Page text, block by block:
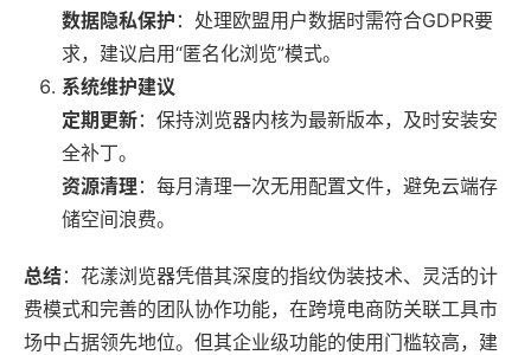
数据隐私保护 ：处理欧盟用户数据时需符合GDPR要
求，建议启用“匿名化浏览”模式。
系统维护建议
定期更新：保持浏览器内核为最新版本，及时安装安
全补丁。
资源清理 ：每月清理一次无用配置文件，避免云端存
储空间浪费。
总结：花漾浏览器凭借其深度的指纹伪装技术、灵活的计
费模式和完善的团队协作功能，在跨境电商防关联工具市
场中占据领先地位。但其企业级功能的使用门槛较高，建